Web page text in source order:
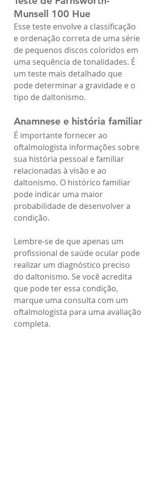
Munsell 100 Hue
Esse teste envolve a classificação
e ordenação correta de uma série
de pequenos discos coloridos em
uma sequência de tonalidades. É
um teste mais detalhado que
pode determinar a gravidade e o
tipo de daltonismo.
Anamnese e história familiar
É importante fornecer ao
oftalmologista informações sobre
sua história pessoal e familiar
relacionadas à visão e ao
daltonismo. O histórico familiar
pode indicar uma maior
probabilidade de desenvolver a
condição.
Lembre-se de que apenas um
profissional de saúde ocular pode
realizar um diagnóstico preciso
do daltonismo. Se você acredita
que pode ter essa condição,
marque uma consulta com um
oftalmologista para uma avaliação
completa.